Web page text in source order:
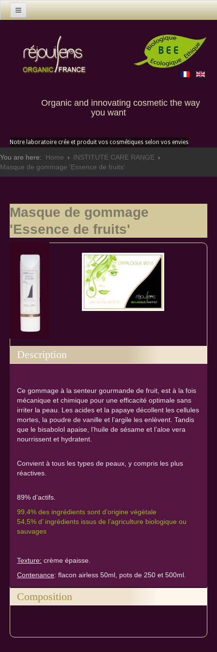
Organic and innovating cosmetic the way
you want
Products
Contact us
Notre laboratoire crée et produit vos cosmétiques selon vos envies
You are here: Home
INSTITUTE CARE RANGE
Masque de gommage 'Essence de fruits'
Masque de gommage
'Essence de fruits'
Description
Ce gommage à la senteur gourmande de fruit, est à la fois
mécanique et chimique pour une efficacité optimale sans
irriter la peau. Les acides et la papaye décollent les cellules
mortes, la poudre de vanille et l’argile les enlèvent. Tandis
que le bisabolol apaise, l’huile de sésame et l’aloe vera
nourrissent et hydratent.
Convient à tous les types de peaux, y compris les plus
réactives.
89% d’actifs.
99,4% des ingrédients sont d’origine végétale
54,5% d’ ingrédients issus de l’agriculture biologique ou
sauvages
Texture: crème épaisse.
Contenance: flacon airless 50ml, pots de 250 et 500ml.
Composition
Ananas, Pomme*,Argile jaune, Acides de fruits, Bisabolol,